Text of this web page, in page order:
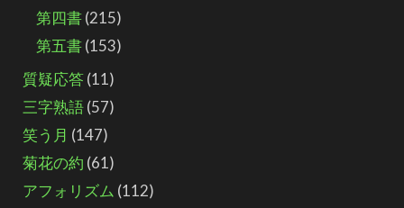
第四書(215)
第五書(153)
質疑応答(11)
三字熟語(57)
笑う月 (147)
菊花の約 (61)
アフォリズム (112)